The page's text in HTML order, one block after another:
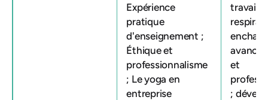
Expérience
pratique
d'enseignement ;
Éthique et
professionnalisme
; Le yoga en
entreprise
travail
et
;